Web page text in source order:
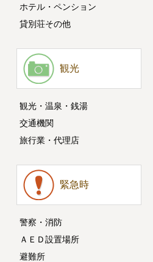
ホテル・ペンション
貸別荘その他
観光
観光・温泉・銭湯
交通機関
旅行業・代理店
緊急時
警察・消防
ＡＥＤ設置場所
避難所